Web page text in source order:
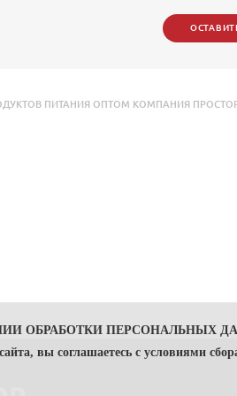
ПИТАНИЯ ОПТОМ КОМПАНИЯ
ОБРАБОТКИ ПЕРСОНАЛЬНЫХ
вы соглашаетесь с условиями